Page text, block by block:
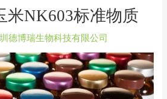
米NK603标准物质
德博瑞生物科技有限公司